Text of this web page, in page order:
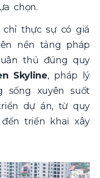
chọn.
thực sự có giá
nền tảng pháp
thủ đúng quy
Skyline, pháp lý
sống xuyên suốt
dự án, từ quy
triển khai xây